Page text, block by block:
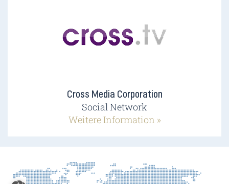
Cross Media Corporation
Social Network
Weitere Information »